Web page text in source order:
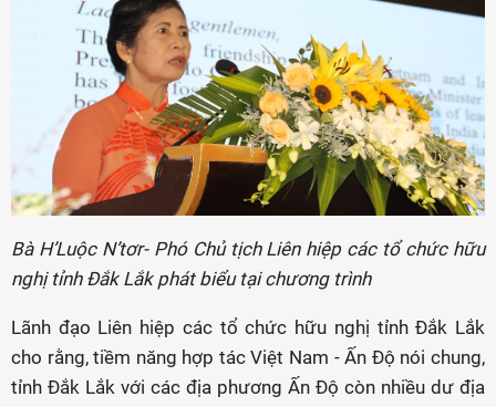
Bà H’Luộc N’tơr- Phó Chủ tịch Liên hiệp các tổ chức hữu
nghị tỉnh Đắk Lắk phát biểu tại chương trình
Lãnh đạo Liên hiệp các tổ chức hữu nghị tỉnh Đắk Lắk
cho rằng, tiềm năng hợp tác Việt Nam - Ấn Độ nói chung,
tỉnh Đắk Lắk với các địa phương Ấn Độ còn nhiều dư địa